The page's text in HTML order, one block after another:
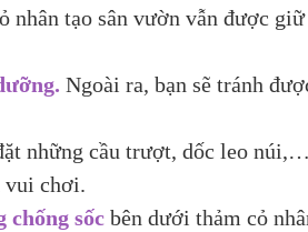
tạo sân vườn vẫn được giữ
Ngoài ra, bạn sẽ tránh
những cầu trượt, dốc leo
vui chơi.
chống sốc bên dưới thảm cỏ